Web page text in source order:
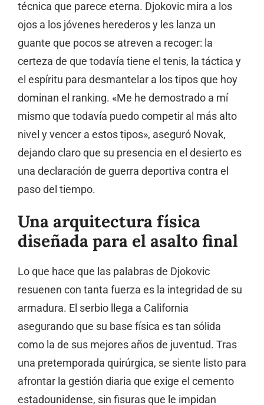
técnica que parece eterna. Djokovic mira a los
ojos a los jóvenes herederos y les lanza un
guante que pocos se atreven a recoger: la
certeza de que todavía tiene el tenis, la táctica y
el espíritu para desmantelar a los tipos que hoy
dominan el ranking. «Me he demostrado a mí
mismo que todavía puedo competir al más alto
nivel y vencer a estos tipos», aseguró Novak,
dejando claro que su presencia en el desierto es
una declaración de guerra deportiva contra el
paso del tiempo.
Una arquitectura física
diseñada para el asalto final
Lo que hace que las palabras de Djokovic
resuenen con tanta fuerza es la integridad de su
armadura. El serbio llega a California
asegurando que su base física es tan sólida
como la de sus mejores años de juventud. Tras
una pretemporada quirúrgica, se siente listo para
afrontar la gestión diaria que exige el cemento
estadounidense, sin fisuras que le impidan